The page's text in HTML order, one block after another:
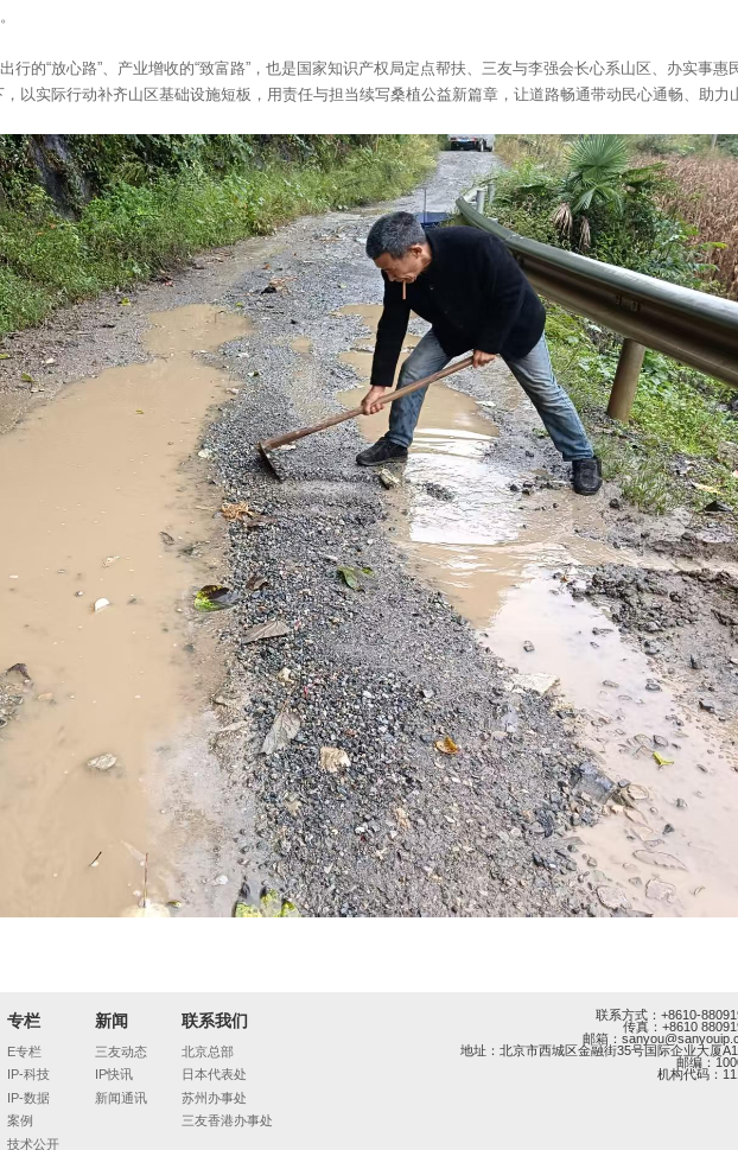
行的“放心路”、产业增收的“致富路”，也是国家知识产权局定点帮扶、三友与李强会长心系山区、办实事惠
以实际行动补齐山区基础设施短板，用责任与担当续写桑植公益新篇章，让道路畅通带动民心通畅、助力
专栏
E专栏
IP-科技
IP-数据
案例
技术公开
新闻
三友动态
IP快讯
新闻通讯
联系我们
北京总部
日本代表处
苏州办事处
三友香港办事处
联系方式：+8610-
传真：+8610
邮箱：
地址：北京市西城区金融街35号国际企业大厦
邮编：
机构代码：